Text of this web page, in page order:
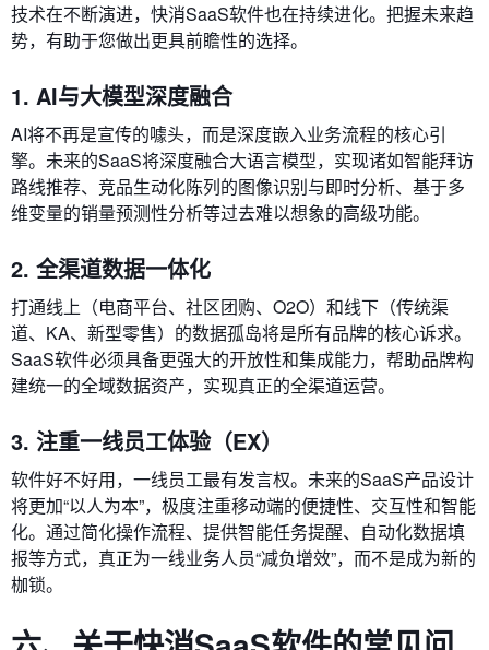
技术在不断演进，快消SaaS软件也在持续进化。把握未来趋
势，有助于您做出更具前瞻性的选择。
1. AI与大模型深度融合
AI将不再是宣传的噱头，而是深度嵌入业务流程的核心引
擎。未来的SaaS将深度融合大语言模型，实现诸如智能拜访
路线推荐、竞品生动化陈列的图像识别与即时分析、基于多
维变量的销量预测性分析等过去难以想象的高级功能。
2. 全渠道数据一体化
打通线上（电商平台、社区团购、O2O）和线下（传统渠
道、KA、新型零售）的数据孤岛将是所有品牌的核心诉求。
SaaS软件必须具备更强大的开放性和集成能力，帮助品牌构
建统一的全域数据资产，实现真正的全渠道运营。
3. 注重一线员工体验（EX）
软件好不好用，一线员工最有发言权。未来的SaaS产品设计
将更加“以人为本”，极度注重移动端的便捷性、交互性和智能
化。通过简化操作流程、提供智能任务提醒、自动化数据填
报等方式，真正为一线业务人员“减负增效”，而不是成为新的
枷锁。